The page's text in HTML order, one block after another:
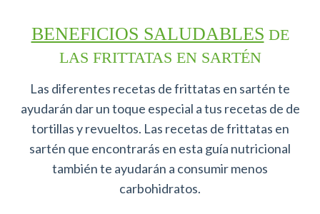
BENEFICIOS SALUDABLES DE
LAS FRITTATAS EN SARTÉN
Las diferentes recetas de frittatas en sartén te
ayudarán dar un toque especial a tus recetas de de
tortillas y revueltos. Las recetas de frittatas en
sartén que encontrarás en esta guía nutricional
también te ayudarán a consumir menos
carbohidratos.